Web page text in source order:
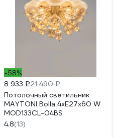
-58%
8 933 ₽21 490 ₽
Потолочный светильник
MAYTONI Bolla 4хE27x60 W
MOD133CL-04BS
4.8(13)